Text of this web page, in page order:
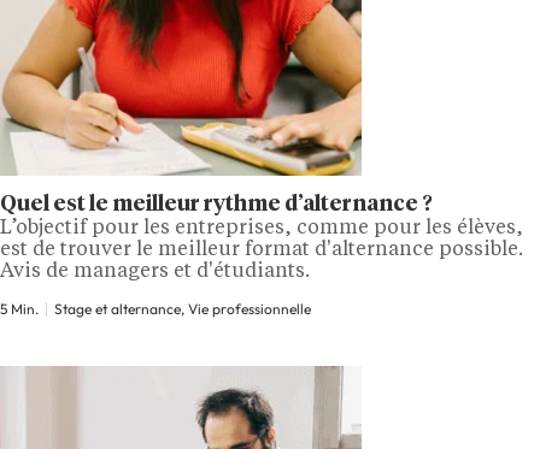
Quel est le meilleur rythme d’alternance ?
L’objectif pour les entreprises, comme pour les élèves,
est de trouver le meilleur format d'alternance possible.
Avis de managers et d'étudiants.
5 Min. Stage et alternance, Vie professionnelle